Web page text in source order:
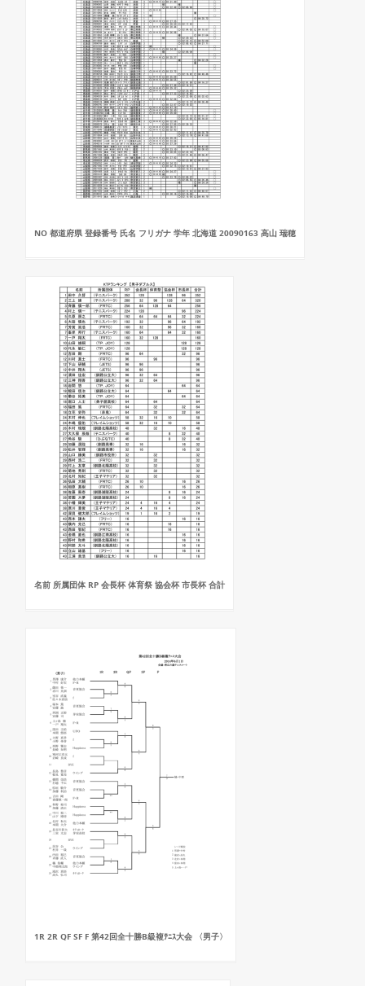
NO 都道府県 登録番号 氏名 フリガナ 学年 北海道 20090163 高山 瑞穂
名前 所属団体 RP 会長杯 体育祭 協会杯 市長杯 合計
1R 2R QF SF F 第42回全十勝B級複ﾃﾆｽ大会 〈男子〉